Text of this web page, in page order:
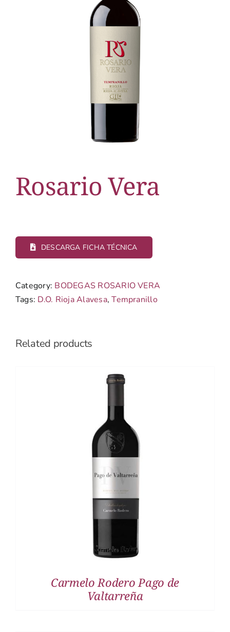
Rosario Vera
DESCARGA FICHA TÉCNICA
Category: BODEGAS ROSARIO VERA
Tags: D.O. Rioja Alavesa,Tempranillo
Related products
Carmelo Rodero Pago de
Valtarreña